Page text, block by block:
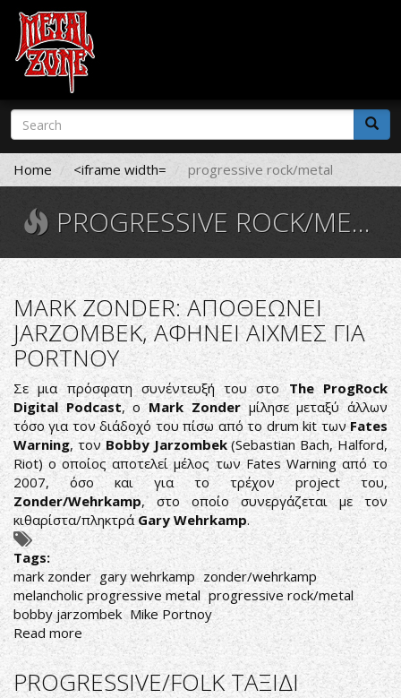
Skip
main
content
Search
form
Search
Home <iframe width= progressive rock/metal
PROGRESSIVE ROCK/METAL
MARK ZONDER: ΑΠΟΘΕΩΝΕΙ
JARZOMBEK, ΑΦΗΝΕΙ ΑΙΧΜΕΣ ΓΙΑ
PORTNOY
Σε μια πρόσφατη συνέντευξή του στο The ProgRock
Digital Podcast, oMark Zonderμίλησε μεταξύ άλλων
τόσο για τον διάδοχό του πίσω από το drum kit τωνFates
Warning, τονBobby Jarzombek(Sebastian Bach, Halford,
Riot) ο οποίος αποτελεί μέλος των Fates Warning από το
2007, όσο και για το τρέχον project του,
Zonder/Wehrkamp, στο οποίο συνεργάζεται με τον
κιθαρίστα/πληκτράGary Wehrkamp.
Tags:
mark zonder gary wehrkamp zonder/wehrkamp
melancholic progressive metal progressive rock/metal
bobby jarzombek Mike Portnoy
Read moreabout
MARK
ZONDER:
ΑΠΟΘΕΩΝΕΙ
PROGRESSIVE/FOLK ΤΑΞΙΔΙ